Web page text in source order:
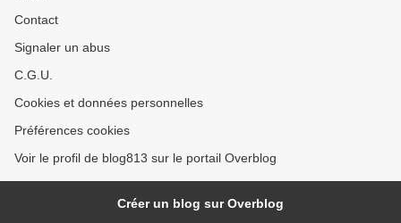
Contact
Signaler un abus
C.G.U.
Cookies et données personnelles
Préférences cookies
Voir le profil de blog813 sur le portail Overblog
Créer un blog sur Overblog